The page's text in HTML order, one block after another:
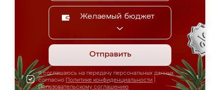
Желаемый бюджет
Отправить
Я соглашаюсь на передачу персональных данных
согласно Политике конфиденциальности
Пользовательскому соглашению